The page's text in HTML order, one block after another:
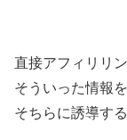
直接アフィリリ
そういった情報
そちらに誘導す